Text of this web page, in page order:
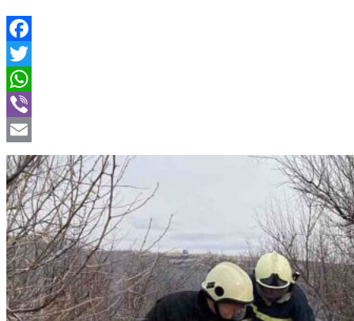
Facebook
Twitter
WhatsApp
Viber
Email